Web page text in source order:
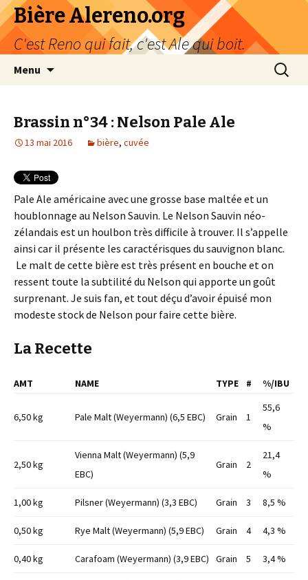
Bière Alereno.org
C'est Reno qui fait, c'est Ale qui boit.
Menu
Brassin n°34 : Nelson Pale Ale
13 mai 2016 bière, cuvée
Pale Ale américaine avec une grosse base maltée et un
houblonnage au Nelson Sauvin. Le Nelson Sauvin néo-
zélandais est un houlbon très difficile à trouver. Il s’appelle
ainsi car il présente les caractérisques du sauvignon blanc.
Le malt de cette bière est très présent en bouche et on
ressent toute la subtilité du Nelson qui apporte un goût
surprenant. Je suis fan, et tout déçu d’avoir épuisé mon
modeste stock de Nelson pour faire cette bière.
La Recette
AMT NAME TYPE # %/IBU
6,50 kg Pale Malt (Weyermann) (6,5 EBC) Grain 1
55,6
%
2,50 kg
Vienna Malt (Weyermann) (5,9
EBC)
Grain 2
21,4
%
1,00 kg Pilsner (Weyermann) (3,3 EBC) Grain 3 8,5 %
0,50 kg Rye Malt (Weyermann) (5,9 EBC) Grain 4 4,3 %
0,40 kg Carafoam (Weyermann) (3,9 EBC) Grain 5 3,4 %